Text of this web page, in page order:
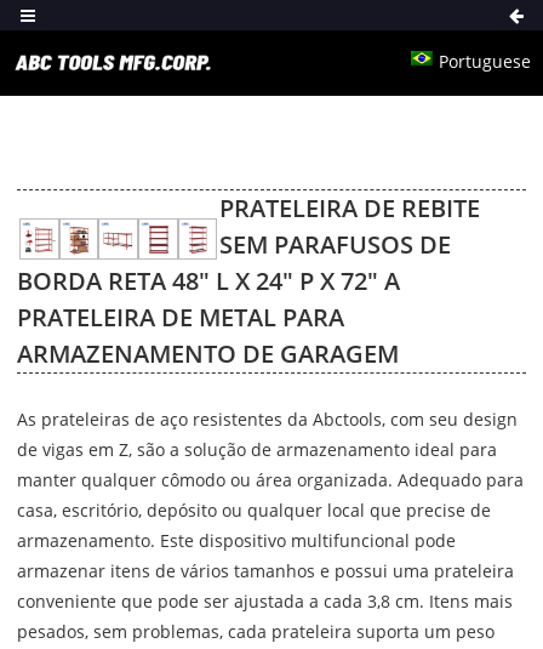
Portuguese
PRATELEIRA DE REBITE
SEM PARAFUSOS DE
BORDA RETA 48″ L X 24″ P X 72″ A
PRATELEIRA DE METAL PARA
ARMAZENAMENTO DE GARAGEM
As prateleiras de aço resistentes da Abctools, com seu design
de vigas em Z, são a solução de armazenamento ideal para
manter qualquer cômodo ou área organizada. Adequado para
casa, escritório, depósito ou qualquer local que precise de
armazenamento. Este dispositivo multifuncional pode
armazenar itens de vários tamanhos e possui uma prateleira
conveniente que pode ser ajustada a cada 3,8 cm. Itens mais
pesados, sem problemas, cada prateleira suporta um peso